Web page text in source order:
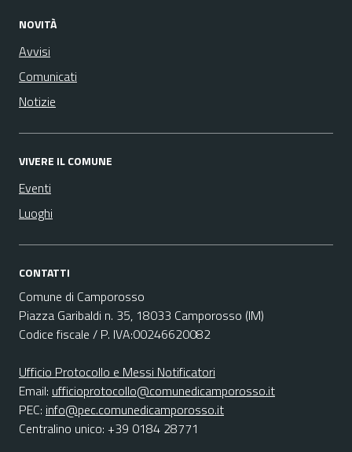
NOVITÀ
Avvisi
Comunicati
Notizie
VIVERE IL COMUNE
Eventi
Luoghi
CONTATTI
Comune di Camporosso
Piazza Garibaldi n. 35, 18033 Camporosso (IM)
Codice fiscale / P. IVA:00246620082
Ufficio Protocollo e Messi Notificatori
Email: ufficioprotocollo@comunedicamporosso.it
PEC: info@pec.comunedicamporosso.it
Centralino unico: +39 0184 28771